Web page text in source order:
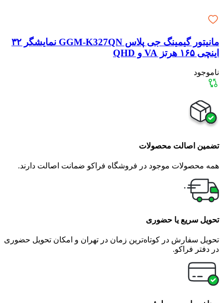
مانیتور گیمینگ جی پلاس GGM-K327QN نمایشگر ۳۲
اینچی ۱۶۵ هرتز VA و QHD
ناموجود
تضمین اصالت محصولات
همه محصولات موجود در فروشگاه فراکو ضمانت اصالت دارند.
تحویل سریع یا حضوری
تحویل سفارش در کوتاه‌ترین زمان در تهران و امکان تحویل حضوری
در دفتر فراکو.